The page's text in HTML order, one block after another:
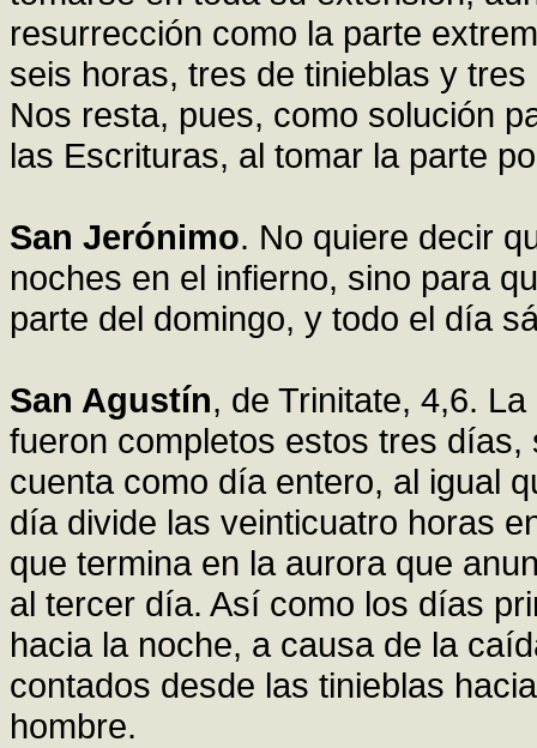
resurrección como la parte
seis horas, tres de tinieblas y
Nos resta, pues, como solución
las Escrituras, al tomar la parte
San Jerónimo. No quiere decir
noches en el infierno, sino para
parte del domingo, y todo el día
San Agustín, de Trinitate, 4,6.
fueron completos estos tres
cuenta como día entero, al igual
día divide las veinticuatro horas
que termina en la aurora que
al tercer día. Así como los días
hacia la noche, a causa de la
contados desde las tinieblas
hombre.